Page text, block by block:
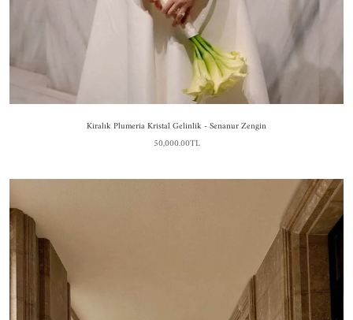
Kiralık Plumeria Kristal Gelinlik - Senanur Zengin
50,000.00TL